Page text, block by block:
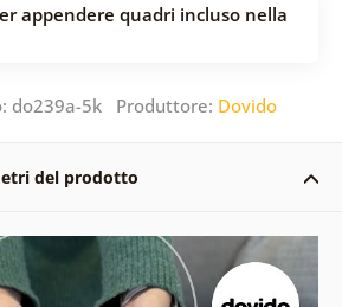
appendere quadri incluso nella
do239a-5k Produttore: Dovido
del prodotto